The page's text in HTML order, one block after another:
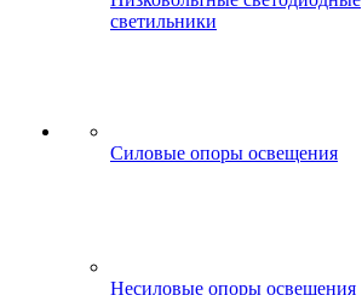
светильники
Силовые опоры освещения
Несиловые опоры освещения